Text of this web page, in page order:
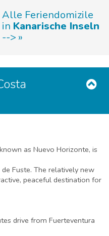
Alle Feriendomizile
in Kanarische Inseln
-->
as Nuevo Horizonte, is
Fuste. The relatively new
peaceful destination for
drive from Fuerteventura